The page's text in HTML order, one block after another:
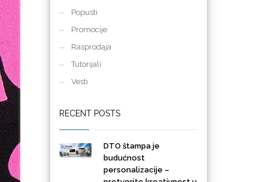
Popusti
Promocije
Rasprodaja
Tutorijali
Vesti
RECENT POSTS
DTO štampa je
budućnost
personalizacije –